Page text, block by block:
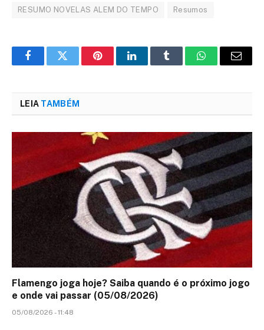
RESUMO NOVELAS ALEM DO TEMPO Resumos
FacebookTwitter PinterestLinkedInTumblr WhatsAppEmail
LEIA TAMBÉM
Flamengo joga hoje? Saiba quando é o próximo jogo
e onde vai passar (05/08/2026)
05/08/2026 - 11:48